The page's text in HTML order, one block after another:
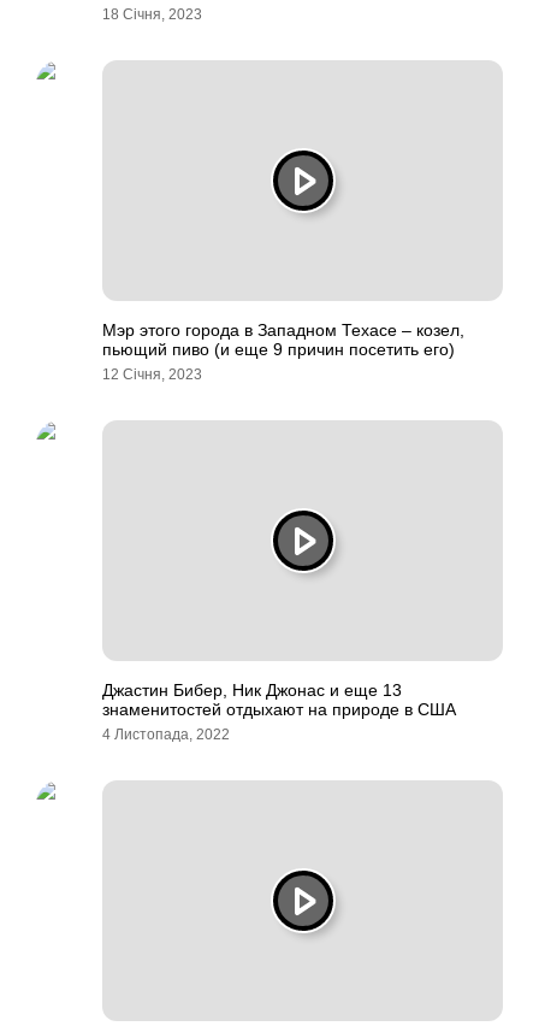
18 Січня, 2023
Мэр этого города в Западном Техасе – козел,
пьющий пиво (и еще 9 причин посетить его)
12 Січня, 2023
Джастин Бибер, Ник Джонас и еще 13
знаменитостей отдыхают на природе в США
4 Листопада, 2022